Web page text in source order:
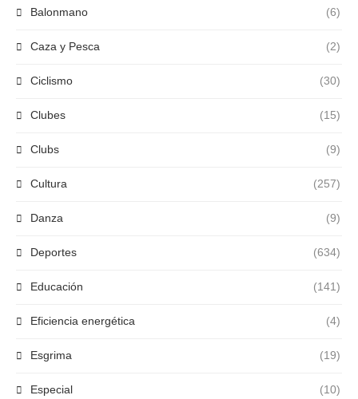
Balonmano (6)
Caza y Pesca (2)
Ciclismo (30)
Clubes (15)
Clubs (9)
Cultura (257)
Danza (9)
Deportes (634)
Educación (141)
Eficiencia energética (4)
Esgrima (19)
Especial (10)